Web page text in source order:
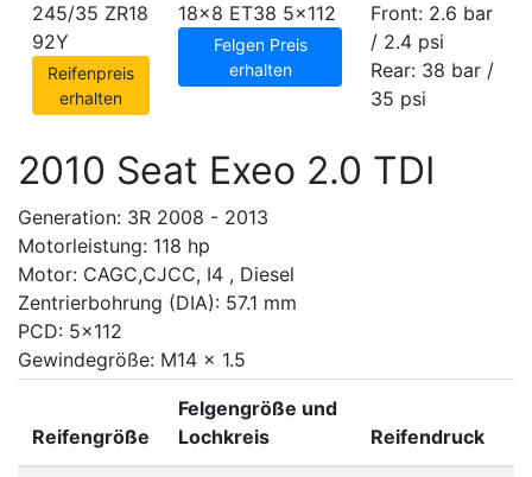
245/35 ZR18
92Y
Reifenpreis
erhalten
18x8 ET38 5x112
Felgen Preis
erhalten
Front: 2.6 bar
/ 2.4 psi
Rear: 38 bar /
35 psi
2010 Seat Exeo 2.0 TDI
Generation: 3R 2008 - 2013
Motorleistung: 118 hp
Motor: CAGC,CJCC, I4 , Diesel
Zentrierbohrung (DIA): 57.1 mm
PCD: 5x112
Gewindegröße: M14 x 1.5
Reifengröße
Felgengröße und
Lochkreis
Reifendruck